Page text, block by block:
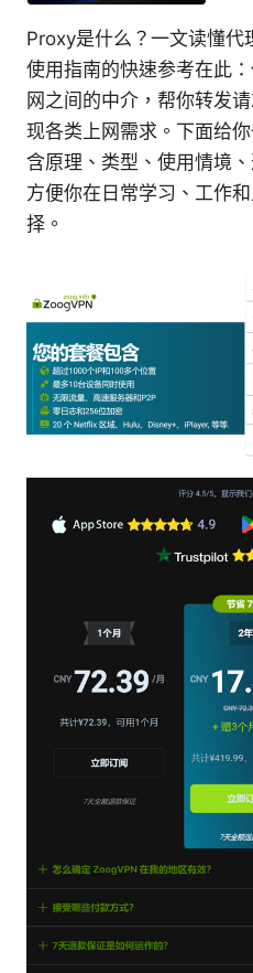
Proxy是什么？一文读懂代
使用指南的快速参考在此
网之间的中介，帮你转发
现各类上网需求。下面给
含原理、类型、使用情境
方便你在日常学习、工作
择。